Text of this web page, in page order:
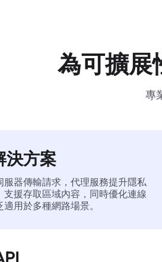
為可擴展
專
決方案
服器傳輸請求，代理服務提升隱私
支援存取區域內容，同時優化連線
用於多種網路場景。